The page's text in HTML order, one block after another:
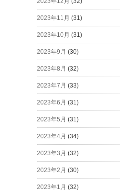
2023年11月 (31)
2023年10月 (31)
2023年9月 (30)
2023年8月 (32)
2023年7月 (33)
2023年6月 (31)
2023年5月 (31)
2023年4月 (34)
2023年3月 (32)
2023年2月 (30)
2023年1月 (32)